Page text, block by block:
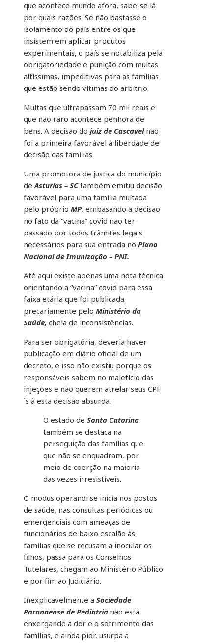
que acontece mundo afora, sabe-se lá
por quais razões. Se não bastasse o
isolamento do país entre os que
insistem em aplicar produtos
experimentais, o país se notabiliza pela
obrigatoriedade e punição com multas
altíssimas, impeditivas para as famílias
que estão sendo vítimas do arbítrio.
Multas que ultrapassam 70 mil reais e
que não raro acontece penhora de
bens. A decisão do juiz de Cascavelnão
foi a primeira favorável à liberdade de
decisão das famílias.
Uma promotora de justiça do município
deAsturias – SC também emitiu decisão
favorável para uma família multada
pelo próprio MP, embasando a decisão
no fato da “vacina” covid não ter
passado por todos trâmites legais
necessários para sua entrada no Plano
Nacional de Imunização – PNI.
Até aqui existe apenas uma nota técnica
orientando a “vacina” covid para essa
faixa etária que foi publicada
precariamente pelo Ministério da
Saúde, cheia de inconsistências.
Para ser obrigatória, deveria haver
publicação em diário oficial de um
decreto, e isso não existiu porque os
responsáveis sabem no malefício das
injeções e não querem atrelar seus CPF
´s à esta decisão absurda.
O estado de Santa Catarina
também se destaca na
perseguição das famílias que
que não se enquadram, por
meio de coerção na maioria
das vezes irresistíveis.
O modus operandi se inicia nos postos
de saúde, nas consultas periódicas ou
emergenciais com ameaças de
funcionários de baixo escalão às
famílias que se recusam a inocular os
filhos, passa para os Conselhos
Tutelares, chegam ao Ministério Público
e por fim ao Judiciário.
Inexplicavelmente a Sociedade
Paranaense de Pediatria não está
enxergando a dor e o sofrimento das
famílias, e ainda pior, usurpa a